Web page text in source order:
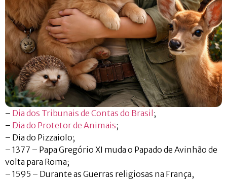
– Dia dos Tribunais de Contas do Brasil;
– Dia do Protetor de Animais;
– Dia do Pizzaiolo;
– 1377 – Papa Gregório XI muda o Papado de Avinhão de
volta para Roma;
– 1595 – Durante as Guerras religiosas na França,